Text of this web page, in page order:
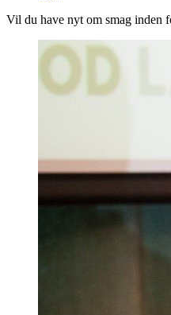
Vil du have nyt om smag inden